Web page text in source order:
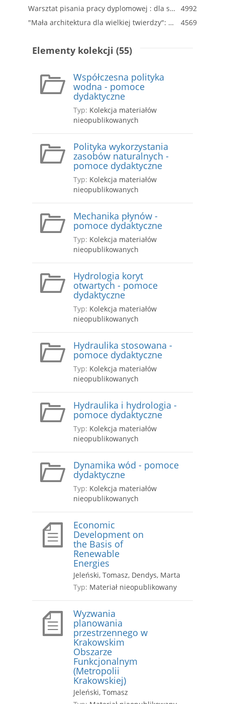
Warsztat pisania pracy dyplomowej : dla studentów WIiTCh PK
4992
"Mała architektura dla wielkiej twierdzy": katalog małej architektury dla obiektów Twierdzy Kraków
4569
Elementy kolekcji (55)
Współczesna polityka
wodna - pomoce
dydaktyczne
Typ: Kolekcja materiałów
nieopublikowanych
Polityka wykorzystania
zasobów naturalnych -
pomoce dydaktyczne
Typ: Kolekcja materiałów
nieopublikowanych
Mechanika płynów -
pomoce dydaktyczne
Typ: Kolekcja materiałów
nieopublikowanych
Hydrologia koryt
otwartych - pomoce
dydaktyczne
Typ: Kolekcja materiałów
nieopublikowanych
Hydraulika stosowana -
pomoce dydaktyczne
Typ: Kolekcja materiałów
nieopublikowanych
Hydraulika i hydrologia -
pomoce dydaktyczne
Typ: Kolekcja materiałów
nieopublikowanych
Dynamika wód - pomoce
dydaktyczne
Typ: Kolekcja materiałów
nieopublikowanych
Economic
Development on
the Basis of
Renewable
Energies
Jeleński, Tomasz, Dendys, Marta
Typ: Materiał nieopublikowany
Wyzwania
planowania
przestrzennego w
Krakowskim
Obszarze
Funkcjonalnym
(Metropolii
Krakowskiej)
Jeleński, Tomasz